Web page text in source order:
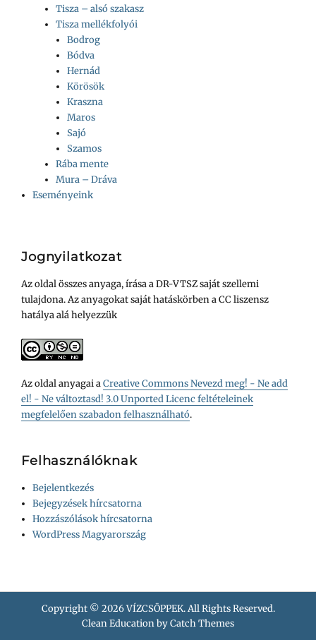
Tisza – alsó szakasz
Tisza mellékfolyói
Bodrog
Bódva
Hernád
Körösök
Kraszna
Maros
Sajó
Szamos
Rába mente
Mura – Dráva
Eseményeink
Jognyilatkozat
Az oldal összes anyaga, írása a DR-VTSZ saját szellemi
tulajdona. Az anyagokat saját hatáskörben a CC liszensz
hatálya alá helyezzük
Az oldal anyagai aCreative Commons Nevezd meg! - Ne add
el! - Ne változtasd! 3.0 Unported Licenc feltételeinek
megfelelően szabadon felhasználható.
Felhasználóknak
Bejelentkezés
Bejegyzések hírcsatorna
Hozzászólások hírcsatorna
WordPress Magyarország
Copyright © 2026VÍZCSÖPPEK. All Rights Reserved.
Clean Education byCatch Themes